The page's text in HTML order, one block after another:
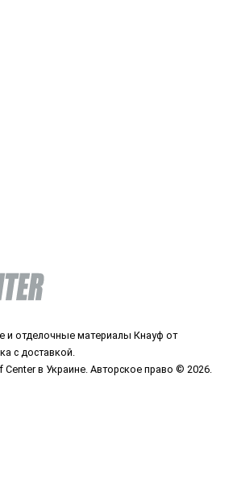
и отделочные материалы Кнауф от
с доставкой.
в Украине. Авторское право © 2026.